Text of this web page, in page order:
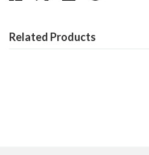
Related Products